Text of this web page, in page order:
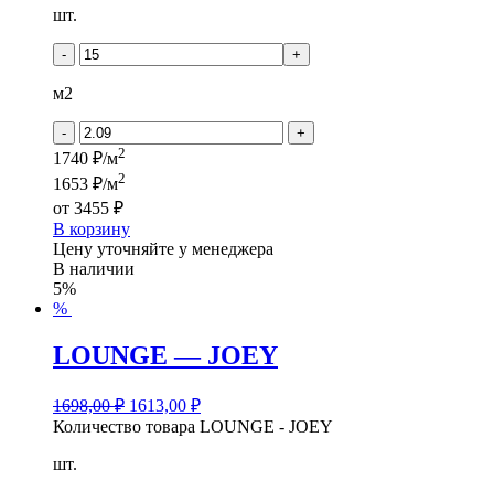
шт.
- +
м2
- +
1740 ₽/м2
1653 ₽/м2
от 3455 ₽
В корзину
Цену уточняйте у менеджера
В наличии
5%
%
LOUNGE — JOEY
1698,00₽ 1613,00 ₽
Количество товара LOUNGE - JOEY
шт.